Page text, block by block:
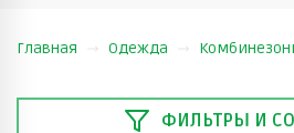
Главная Одежда
ФИЛЬТРЫ И